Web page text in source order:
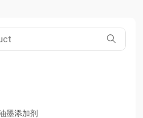
墨添加剂